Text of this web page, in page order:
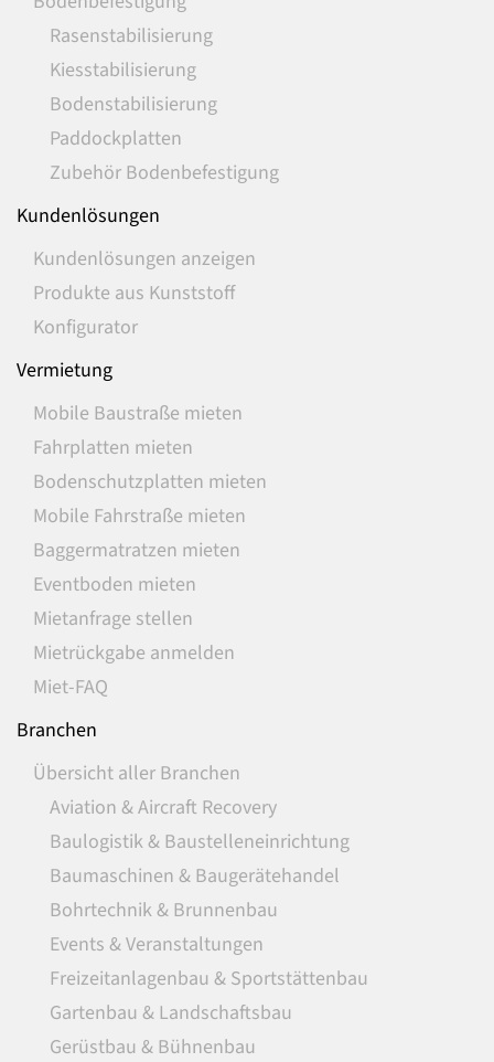
Rasenstabilisierung
Kiesstabilisierung
Bodenstabilisierung
Paddockplatten
Zubehör Bodenbefestigung
Kundenlösungen
Kundenlösungen anzeigen
Produkte aus Kunststoff
Konfigurator
Vermietung
Mobile Baustraße mieten
Fahrplatten mieten
Bodenschutzplatten mieten
Mobile Fahrstraße mieten
Baggermatratzen mieten
Eventboden mieten
Mietanfrage stellen
Mietrückgabe anmelden
Miet-FAQ
Branchen
Übersicht aller Branchen
Aviation & Aircraft Recovery
Baulogistik & Baustelleneinrichtung
Baumaschinen & Baugerätehandel
Bohrtechnik & Brunnenbau
Events & Veranstaltungen
Freizeitanlagenbau & Sportstättenbau
Gartenbau & Landschaftsbau
Gerüstbau & Bühnenbau